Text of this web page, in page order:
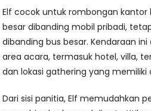
Elf cocok untuk rombongan kantor
besar dibanding mobil pribadi,
dibanding bus besar. Kendaraan
area acara, termasuk hotel, villa,
dan lokasi gathering yang memiliki
Dari sisi panitia, Elf memudahkan